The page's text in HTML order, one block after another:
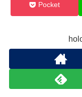
Pocket